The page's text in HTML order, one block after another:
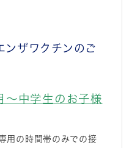
ザワクチンのご
～中学生のお子様
用の時間帯のみでの接